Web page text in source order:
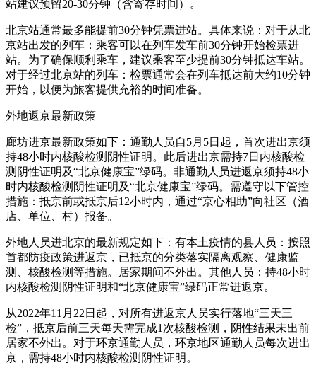
站建议预留20-30分钟（含寄存时间）。
北京站通常最多能提前30分钟凭票进站。具体来说：对于从北
京站出发的列车：乘客可以在列车发车前30分钟开始检票进
站。为了确保顺利乘车，建议乘客至少提前30分钟抵达车站。
对于经过北京站的列车：检票通常会在列车抵达前大约10分钟
开始，以便为旅客提供充裕的时间准备。
外地返京最新政策
廊坊进京最新政策如下：通勤人员自5月5日起，首次进出京须
持48小时内核酸检测阴性证明。此后进出京需持7日内核酸检
测阴性证明及“北京健康宝”绿码。非通勤人员进返京须持48小
时内核酸检测阴性证明及“北京健康宝”绿码。需遵守以下管控
措施：抵京前或抵京后12小时内，通过“京心相助”向社区（酒
店、单位、村）报备。
外地人员进北京的最新规定如下：有本土疫情的县人员：按照
首都防疫政策进返京，已抵京的分类落实隔离观察、健康监
测、核酸检测等措施。居家期间不外出。其他人员：持48小时
内核酸检测阴性证明和“北京健康宝”绿码正常进返京。
从2022年11月22日起，对所有进返京人员实行落地“三天三
检”，抵京后前三天每天需完成1次核酸检测，阴性结果未出前
居家不外出。对于环京通勤人员，环京地区通勤人员每次进出
京，需持48小时内核酸检测阴性证明。